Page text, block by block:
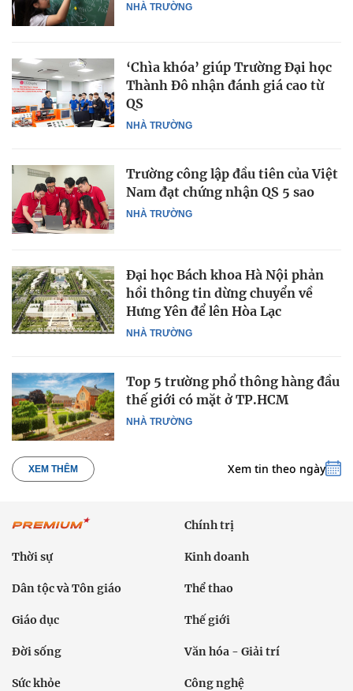
NHÀ TRƯỜNG
NHÀ TRƯỜNG
‘Chìa khóa’ giúp Trường Đại học
Thành Đô nhận đánh giá cao từ
QS
NHÀ TRƯỜNG
Trường công lập đầu tiên của Việt
Nam đạt chứng nhận QS 5 sao
NHÀ TRƯỜNG
Đại học Bách khoa Hà Nội phản
hồi thông tin dừng chuyển về
Hưng Yên để lên Hòa Lạc
NHÀ TRƯỜNG
Top 5 trường phổ thông hàng đầu
thế giới có mặt ở TP.HCM
XEM THÊM Xem tin theo ngày
Chính trị
Thời sự Kinh doanh
Dân tộc và Tôn giáo Thể thao
Giáo dục Thế giới
Đời sống Văn hóa - Giải trí
Sức khỏe Công nghệ